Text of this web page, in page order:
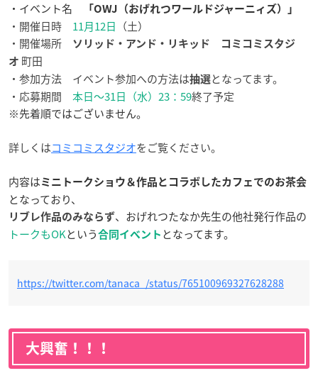
・イベント名 「OWJ（おげれつワールドジャーニィズ）」
・開催日時 11月12日 （土）
・開催場所
ソリッド・アンド・リキッド コミコミスタジ
オ 町田
・参加方法 イベント参加への方法は抽選となってます。
・応募期間 本日〜31日（水）23：59終了予定
※先着順ではございません。
詳しくはコミコミスタジオをご覧ください。
内容は ミニトークショウ＆作品とコラボしたカフェでのお茶会
となっており、
リブレ作品のみならず、おげれつたなか先生の他社発行作品の
トークもOKという 合同イベント となってます。
https://twitter.com/tanaca_/status/765100969327628288
大興奮！！！